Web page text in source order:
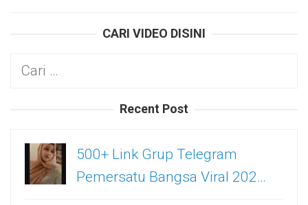
CARI VIDEO DISINI
Cari
Recent Post
500+ Link Grup Telegram
Pemersatu Bangsa Viral 202…